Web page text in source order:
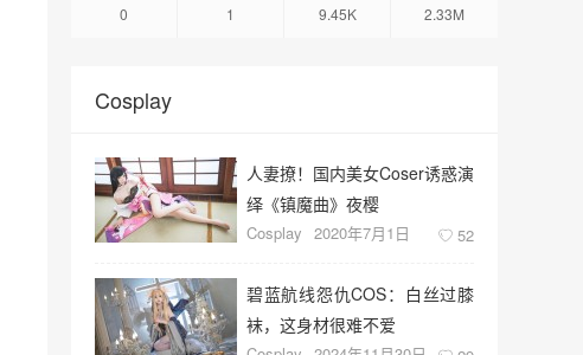
0 1 9.45K 2.33M
Cosplay
人妻撩！国内美女Coser诱惑演
绎《镇魔曲》夜樱
Cosplay 2020年7月1日 52
碧蓝航线怨仇COS：白丝过膝
袜，这身材很难不爱